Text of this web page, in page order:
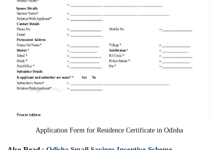
Application Form for Residence Certificate in Odisha